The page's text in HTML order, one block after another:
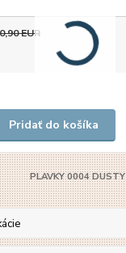
EUR
Pridať do košíka
PLAVKY 0004 DUSTY